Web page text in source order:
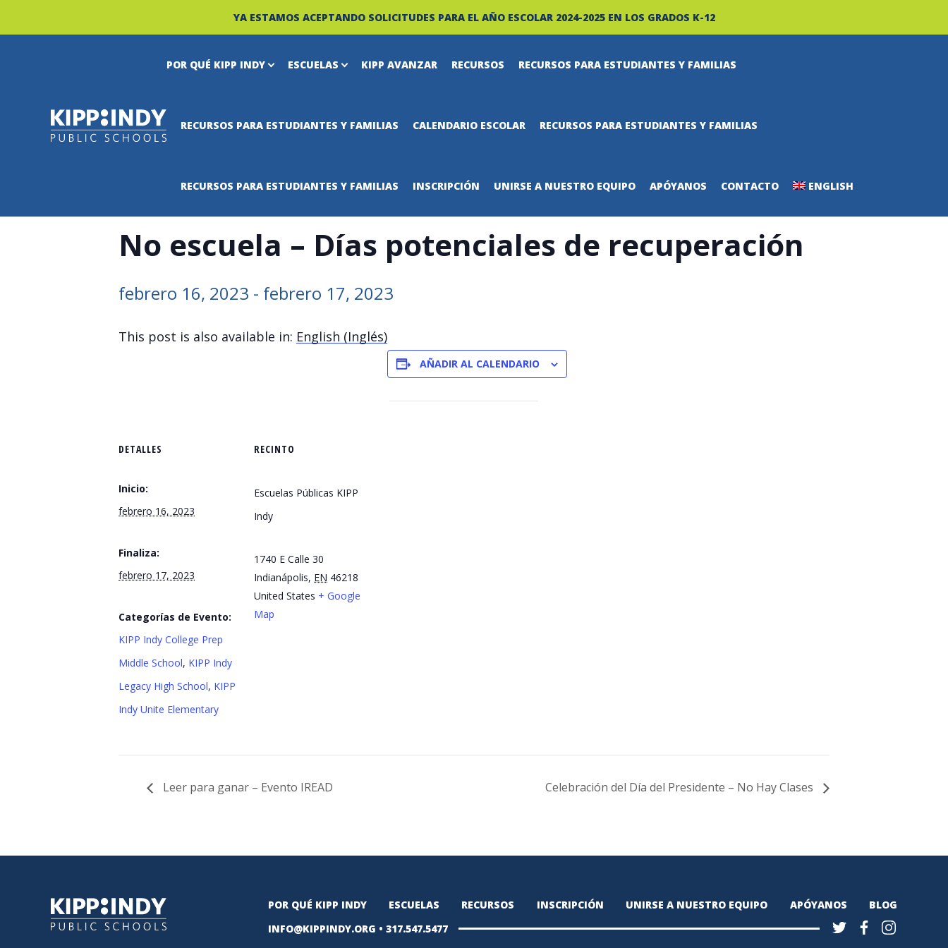
YA ESTAMOS ACEPTANDO SOLICITUDES PARA EL AÑO ESCOLAR 2024-2025 EN LOS GRADOS K-12
POR QUÉ KIPP INDY ESCUELAS KIPP AVANZAR RECURSOS RECURSOS PARA ESTUDIANTES Y FAMILIAS
RECURSOS PARA ESTUDIANTES Y FAMILIAS CALENDARIO ESCOLAR RECURSOS PARA ESTUDIANTES Y FAMILIAS
RECURSOS PARA ESTUDIANTES Y FAMILIAS INSCRIPCIÓN UNIRSE A NUESTRO EQUIPO APÓYANOS CONTACTO ENGLISH
« Todos los Eventos
Este evento ha pasado.
No escuela – Días potenciales de recuperación
febrero 16, 2023 - febrero 17, 2023
This post is also available in: English (Inglés)
AÑADIR AL CALENDARIO
DETALLES
Inicio:
febrero 16, 2023
Finaliza:
febrero 17, 2023
Categorías de Evento:
KIPP Indy College Prep
Middle School, KIPP Indy
Legacy High School, KIPP
Indy Unite Elementary
RECINTO
Escuelas Públicas KIPP
Indy
1740 E Calle 30
Indianápolis, EN 46218
United States + Google
Map
Leer para ganar – Evento IREAD Celebración del Día del Presidente – No Hay Clases
POR QUÉ KIPP INDY ESCUELAS RECURSOS INSCRIPCIÓN UNIRSE A NUESTRO EQUIPO APÓYANOS
BLOG
INFO@KIPPINDY.ORG • 317.547.5477